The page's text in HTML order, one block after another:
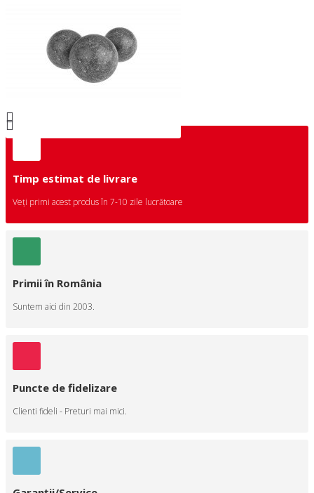
Timp estimat de livrare
Veţi primi acest produs în 7-10 zile lucrătoare
Primii în România
Suntem aici din 2003.
Puncte de fidelizare
Clienti fideli - Preturi mai mici.